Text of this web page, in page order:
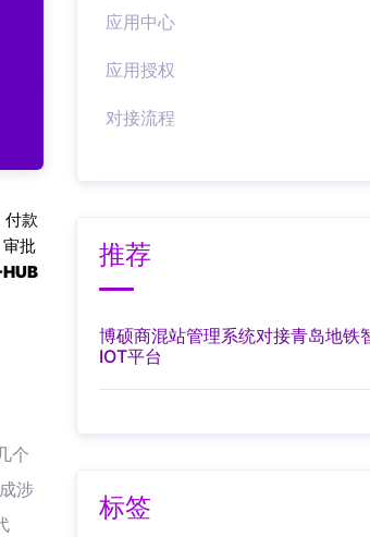
款
批
个
涉
应用中心
应用授权
对接流程
推荐
博硕商混站管理系统对接青岛地铁
IOT平台
标签